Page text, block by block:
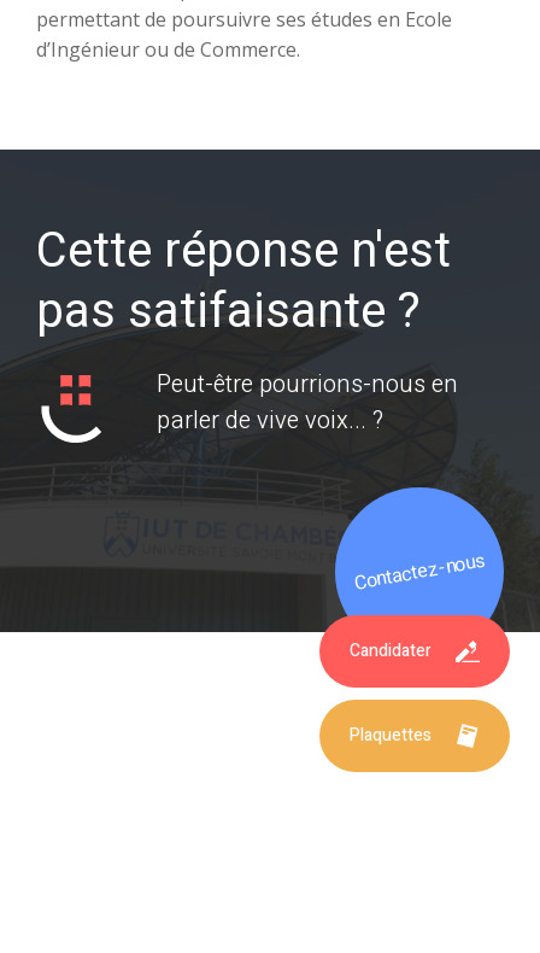
Candidater
Plaquettes
permettant de poursuivre ses études en Ecole
d’Ingénieur ou de Commerce.
Cette réponse n'est
pas satifaisante ?
Peut-être pourrions-nous en
parler de vive voix... ?
Contactez-nous